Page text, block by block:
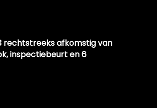
verstelbaar
rechtstreeks afkomstig van
inspectiebeurt en 6